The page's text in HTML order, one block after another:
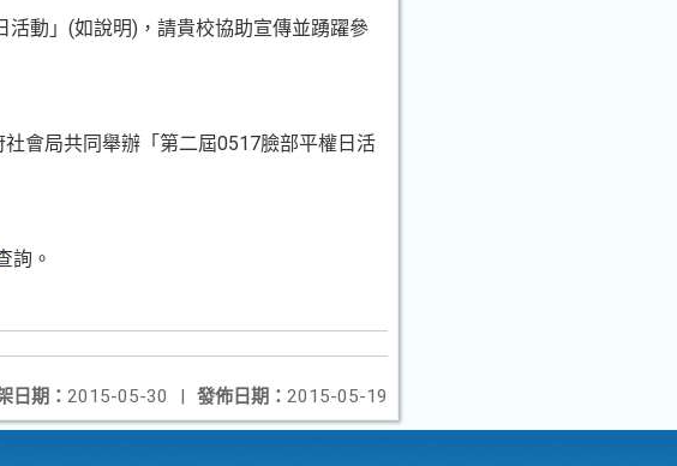
動」(如說明)，請貴校協助宣傳並踴躍參
會局共同舉辦「第二屆0517臉部平權日活
詢。
發佈日期： 2015-05-19
日期： 2015-05-30 |